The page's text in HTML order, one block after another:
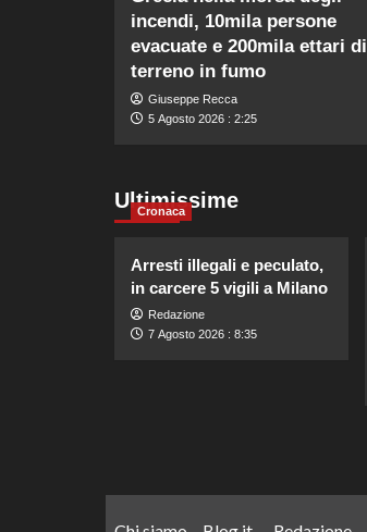
incendi, 10mila persone
evacuate e 200mila ettari di
terreno in fumo
Giuseppe Recca
5 Agosto 2026 : 2:25
Ultimissime
Cronaca
Arresti illegali e peculato,
in carcere 5 vigili a Milano
Redazione
7 Agosto 2026 : 8:35